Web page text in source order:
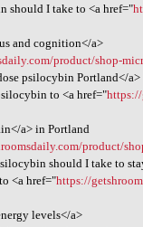
should I take to <a href="
and cognition</a>
product/shop-
psilocybin Portland</a>
to <a href="
a> in Portland
product/
should I take to
<a href="https://
levels</a>